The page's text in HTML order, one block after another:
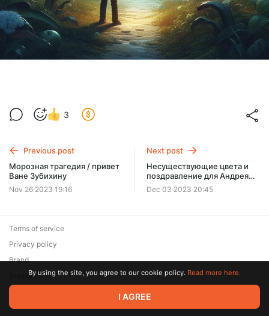
3
Previous post
Морозная трагедия / привет
Ване Зубихину
Nov 26 2023 19:16
Next post
Несуществующие цвета и
поздравление для Андрея
Попова
Dec 03 2023 20:45
© 2026 Zaya Solutions Limited. All rights reserved. All trademarks
are the property of their respective owners.
Terms of service
Privacy policy
Brand
SupportBy using the site, you agree to our cookie policy. Read more here.
I AGREE